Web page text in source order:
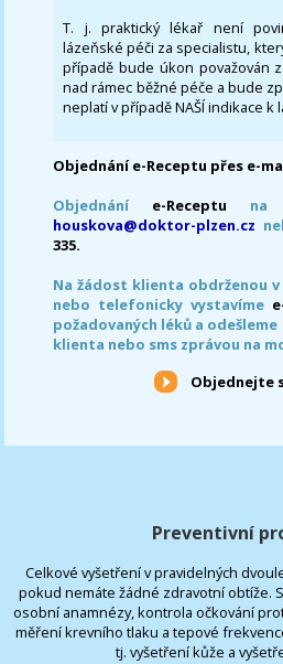
T. j. praktický lékař není
lázeňské péči za specialistu,
případě bude úkon považován
nad rámec běžné péče a bude
neplatí v případě NAŠÍ indikace k
Objednání e-Receptu přes e-
Objednání e-Receptu na
houskova@doktor-plzen.cz
335.
Na žádost klienta obdrženou
nebo telefonicky vystavíme
požadovaných léků a
klienta nebo sms zprávou na
Objednejte
Preventivní
Celkové vyšetření v pravidelných
pokud nemáte žádné zdravotní obtíže.
osobní anamnézy, kontrola očkování
měření krevního tlaku a tepové
tj. vyšetření kůže a